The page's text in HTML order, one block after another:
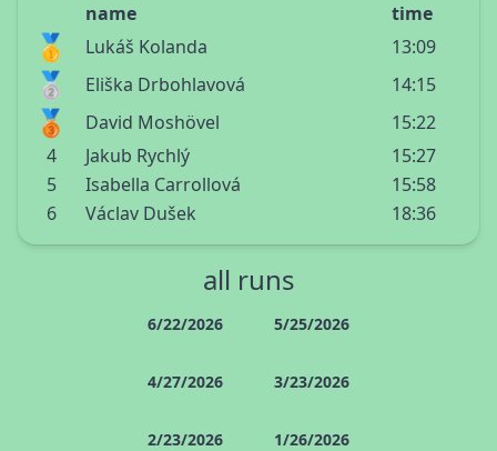
name time
🥇 Lukáš Kolanda 13:09
🥈 Eliška Drbohlavová 14:15
🥉 David Moshövel
15:22
4
Jakub Rychlý
15:27
5
Isabella Carrollová
15:58
6
Václav Dušek 18:36
all runs
6/22/2026 5/25/2026
4/27/2026 3/23/2026
2/23/2026 1/26/2026